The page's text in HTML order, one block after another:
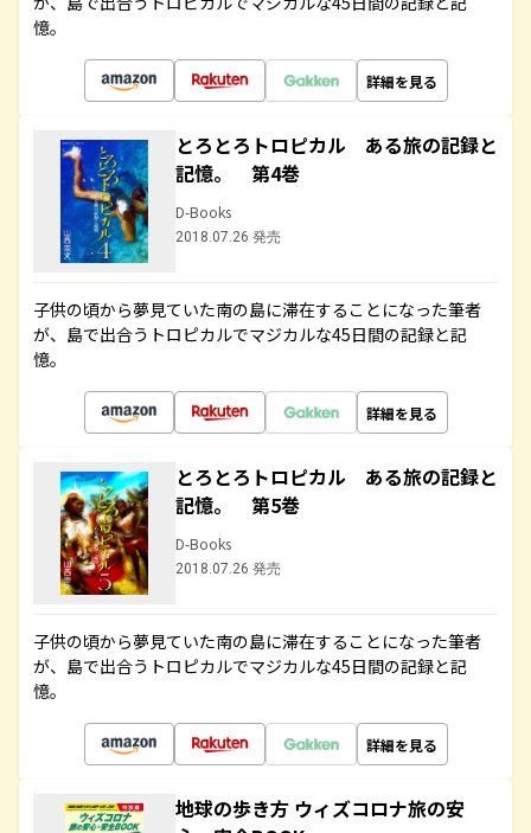
憶。
詳細を見る
とろとろトロピカル ある旅の記録と
記憶。 第4巻
D-Books
2018.07.26 発売
子供の頃から夢見ていた南の島に滞在することになった筆者
が、島で出合うトロピカルでマジカルな45日間の記録と記
憶。
詳細を見る
とろとろトロピカル ある旅の記録と
記憶。 第5巻
D-Books
2018.07.26 発売
子供の頃から夢見ていた南の島に滞在することになった筆者
が、島で出合うトロピカルでマジカルな45日間の記録と記
憶。
詳細を見る
地球の歩き方 ウィズコロナ旅の安